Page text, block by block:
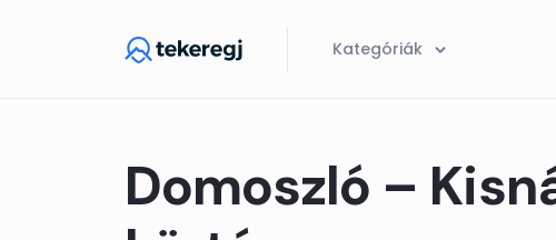
Kategóriák
Domoszló –